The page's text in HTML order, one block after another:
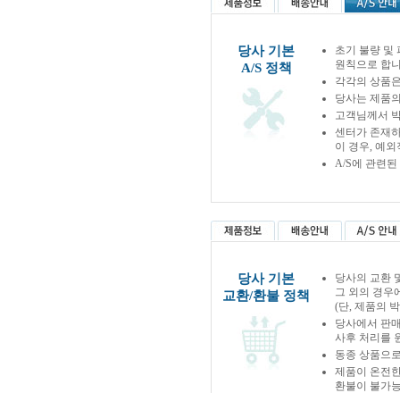
당사 기본
A/S 정책
초기 불량 및
원칙으로 합
각각의 상품
당사는 제품
고객님께서
센터가 존재
이 경우, 예
A/S에 관련
당사 기본
교환/환불 정책
당사의 교환
그 외의 경우
(단, 제품의
당사에서 판
사후 처리를
동종 상품으
제품이 온전
환불이 불가